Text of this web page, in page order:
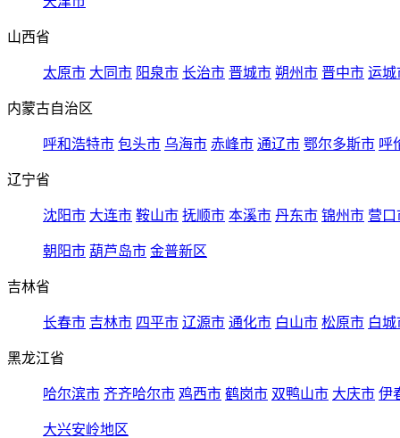
山西省
太原市 大同市 阳泉市 长治市 晋城市 朔州市 晋中市 运城
内蒙古自治区
呼和浩特市 包头市 乌海市 赤峰市 通辽市 鄂尔多斯市 呼
辽宁省
沈阳市 大连市 鞍山市 抚顺市 本溪市 丹东市 锦州市 营口
朝阳市 葫芦岛市 金普新区
吉林省
长春市 吉林市 四平市 辽源市 通化市 白山市 松原市 白城
黑龙江省
哈尔滨市 齐齐哈尔市 鸡西市 鹤岗市 双鸭山市 大庆市 伊
大兴安岭地区